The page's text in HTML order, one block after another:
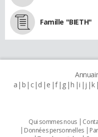
Famille "BIETH"
a b c d e f g h i j k
Qui sommes nous
Données personnelles